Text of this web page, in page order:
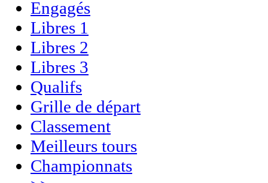
Engagés
Libres 1
Libres 2
Libres 3
Qualifs
Grille de départ
Classement
Meilleurs tours
Championnats